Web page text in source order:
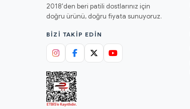
2018'den beri patili dostlarınız için
doğru ürünü, doğru fiyata sunuyoruz.
BIZI TAKIP EDIN